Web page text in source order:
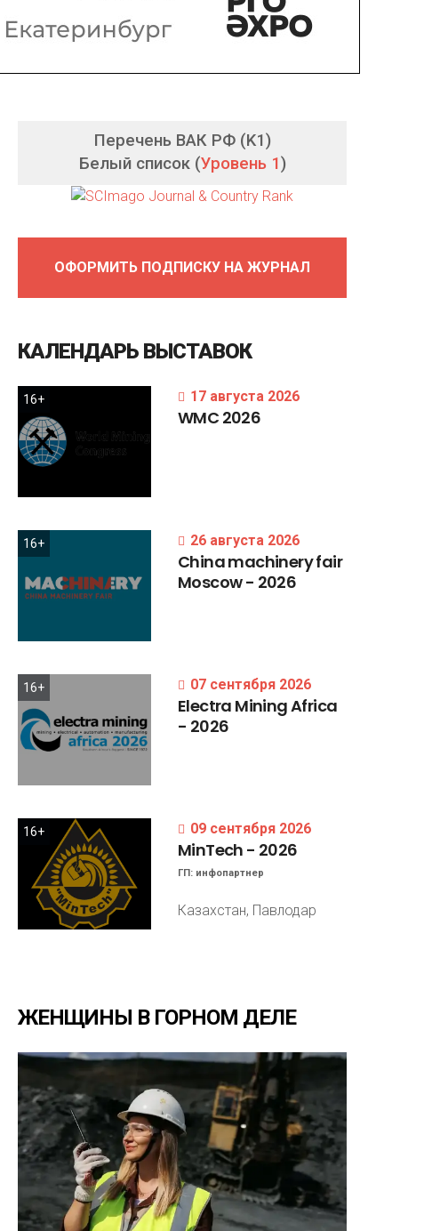
Перечень ВАК РФ (K1)
Белый список (Уровень 1)
ОФОРМИТЬ ПОДПИСКУ НА ЖУРНАЛ
КАЛЕНДАРЬ ВЫСТАВОК
16+ 17 августа 2026
WMC 2026
16+ 26 августа 2026
Chinamachineryfair
Moscow- 2026
16+ 07 сентября 2026
Electra MiningAfrica
- 2026
16+ 09 сентября 2026
MinTech - 2026
ГП: инфопартнер
Казахстан, Павлодар
ЖЕНЩИНЫ В ГОРНОМ ДЕЛЕ